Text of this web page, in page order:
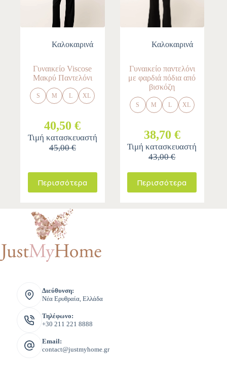
Καλοκαιρινά
Γυναικείο Viscose
Μακρύ Παντελόνι
S M L XL
40,50 €
Τιμή κατασκευαστή
45,00 €
Περισσότερα
Καλοκαιρινά
Γυναικείο παντελόνι
με φαρδιά πόδια από
βισκόζη
S M L XL
38,70 €
Τιμή κατασκευαστή
43,00 €
Περισσότερα
Διεύθυνση:
Νέα Ερυθραία, Ελλάδα
Τηλέφωνο:
+30 211 221 8888
Email:
contact@justmyhome.gr